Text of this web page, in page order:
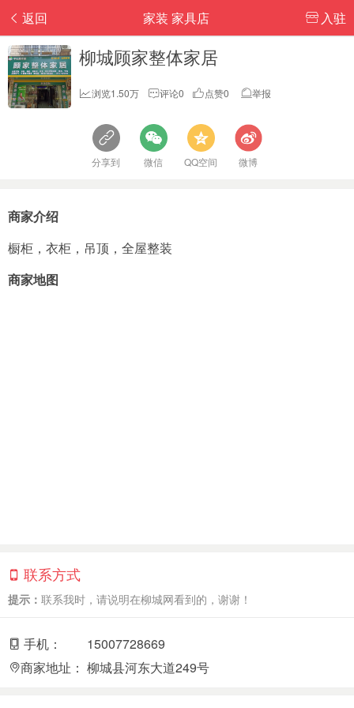
返回 入驻
家装 家具店
柳城顾家整体家居
浏览1.50万 评论0 点赞0 举报
分享到 微信 QQ空间 微博
商家介绍
橱柜，衣柜，吊顶，全屋整装
商家地图
联系方式
提示： 联系我时，请说明在柳城网看到的，谢谢！
手机：
15007728669
商家地址： 柳城县河东大道249号